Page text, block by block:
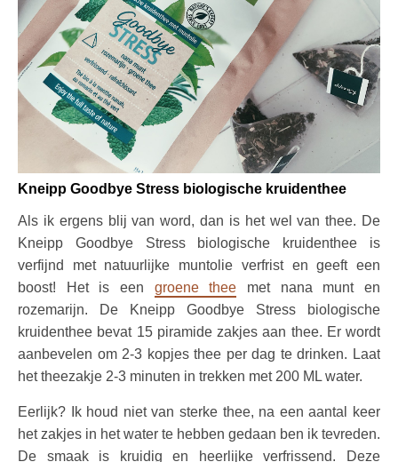
Kneipp Goodbye Stress biologische kruidenthee
Als ik ergens blij van word, dan is het wel van thee. De
Kneipp Goodbye Stress biologische kruidenthee is
verfijnd met natuurlijke muntolie verfrist en geeft een
boost! Het is een groene thee met nana munt en
rozemarijn. De Kneipp Goodbye Stress biologische
kruidenthee bevat 15 piramide zakjes aan thee. Er wordt
aanbevelen om 2-3 kopjes thee per dag te drinken. Laat
het theezakje 2-3 minuten in trekken met 200 ML water.
Eerlijk? Ik houd niet van sterke thee, na een aantal keer
het zakjes in het water te hebben gedaan ben ik tevreden.
De smaak is kruidig en heerlijke verfrissend. Deze